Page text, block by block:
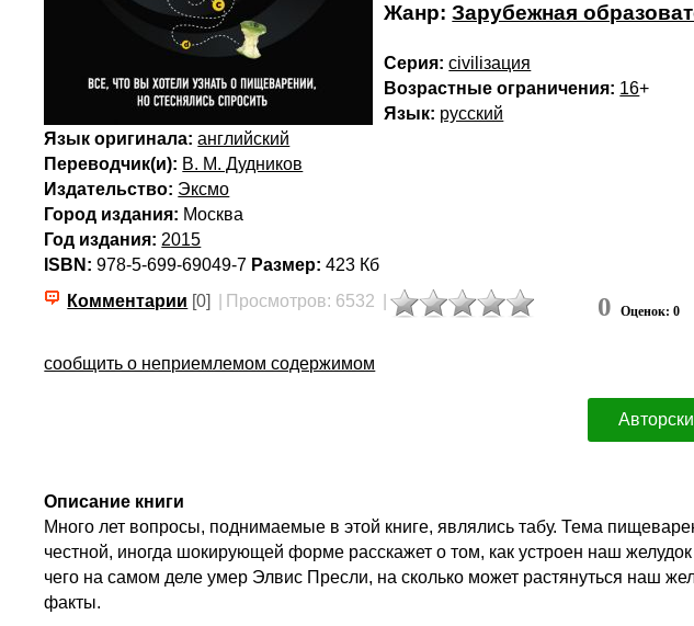
Жанр:Зарубежная
Серия: civiliзация
Возрастные ограничения: 16+
Язык: русский
Язык оригинала: английский
Переводчик(и): В. М. Дудников
Издательство: Эксмо
Город издания: Москва
Год издания: 2015
ISBN: 978-5-699-69049-7 Размер: 423 Кб
Комментарии [0] Просмотров: 6532 0 Оценок: 0
сообщить о неприемлемом содержимом
Описание книги
Много лет вопросы, поднимаемые в этой книге, являлись табу. Тема
честной, иногда шокирующей форме расскажет о том, как устроен наш
чего на самом деле умер Элвис Пресли, на сколько может растянуться наш
факты.